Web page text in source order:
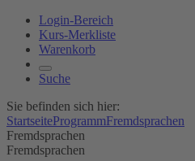
Login-Bereich
Kurs-Merkliste
Warenkorb
Suche
Sie befinden sich hier:
StartseiteProgrammFremdsprachen
Fremdsprachen
Fremdsprachen